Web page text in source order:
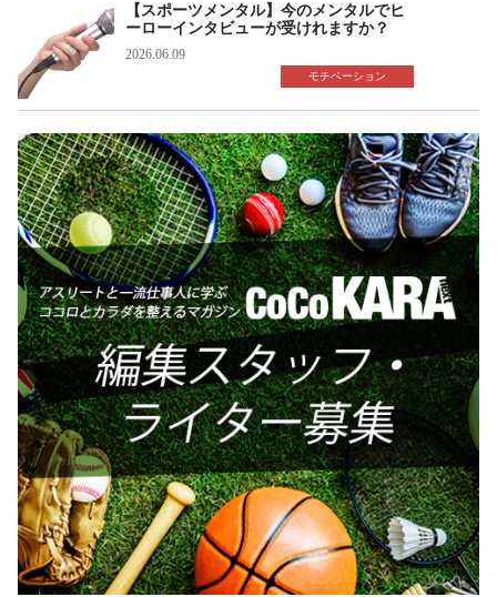
【スポーツメンタル】今のメンタルでヒ
ーローインタビューが受けれますか？
2026.06.09
モチベーション